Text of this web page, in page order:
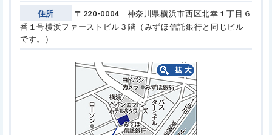
住所
〒220-0004 神奈川県横浜市西区北幸１丁目６
番１号横浜ファーストビル３階（みずほ信託銀行と同じビル
です。）